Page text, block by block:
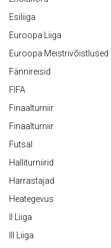
Esiliiga
Euroopa Liiga
Euroopa Meistrivõistlused
Fännireisid
FIFA
Finaalturniir
Finaalturniir
Futsal
Halliturniirid
Harrastajad
Heategevus
II Liiga
III Liiga